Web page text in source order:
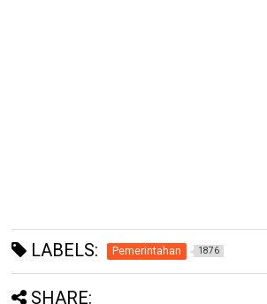
LABELS: Pemerintahan 1876
SHARE: